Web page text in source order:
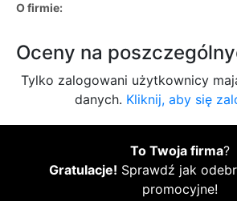
O firmie:
Oceny na
Tylko zalogowani użytkownicy
danych. Kliknij, aby się
To Twoja firma?
Gratulacje! Sprawdź jak
promocyjne!